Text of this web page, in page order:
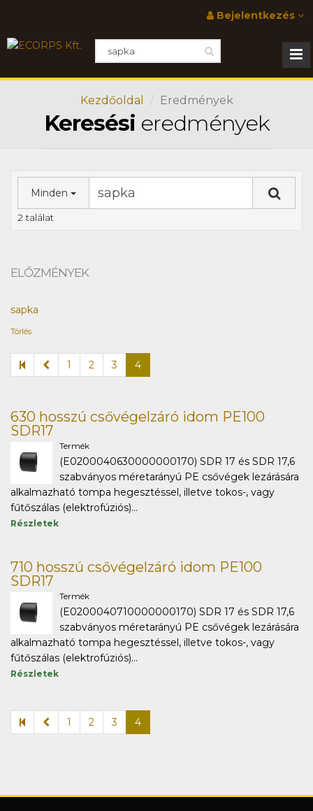
Bejelentkezés
Kezdőoldal Eredmények
Keresési eredmények
Minden
2 találat
ELŐZMÉNYEK
sapka
Törlés
1 2 3 4
630 hosszú csővégelzáró idom PE100
SDR17
Termék
(E0200040630000000170) SDR 17 és SDR 17,6
szabványos méretarányú PE csővégek lezárására
alkalmazható tompa hegesztéssel, illetve tokos-, vagy
fűtőszálas (elektrofúziós)...
Részletek
710 hosszú csővégelzáró idom PE100
SDR17
Termék
(E0200040710000000170) SDR 17 és SDR 17,6
szabványos méretarányú PE csővégek lezárására
alkalmazható tompa hegesztéssel, illetve tokos-, vagy
fűtőszálas (elektrofúziós)...
Részletek
1 2 3 4